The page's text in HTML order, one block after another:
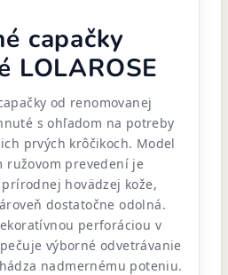
capačky
LOLAROSE
od renomovanej
s ohľadom na potreby
prvých krôčikoch. Model
ružovom prevedení je
hovädzej kože,
dostatočne odolná.
perforáciou v
výborné odvetrávanie
nadmernému poteniu.